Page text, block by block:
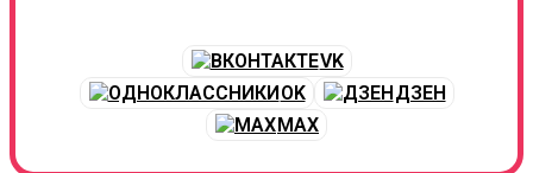
VK
OK
ДЗЕН
MAX